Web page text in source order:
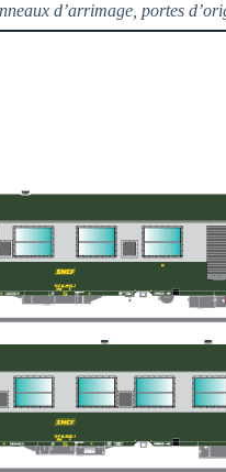
d’arrimage, portes